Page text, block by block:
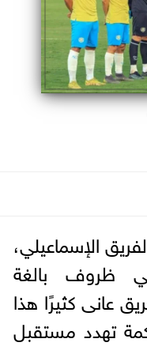
الإسماعيلي،
ظروف بالغة
عانى كثيرًا هذا
تهدد مستقبل